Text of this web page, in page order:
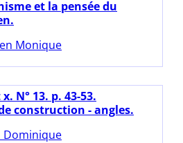
et la pensée du
Monique
N° 13. p. 43-53.
construction - angles.
Dominique